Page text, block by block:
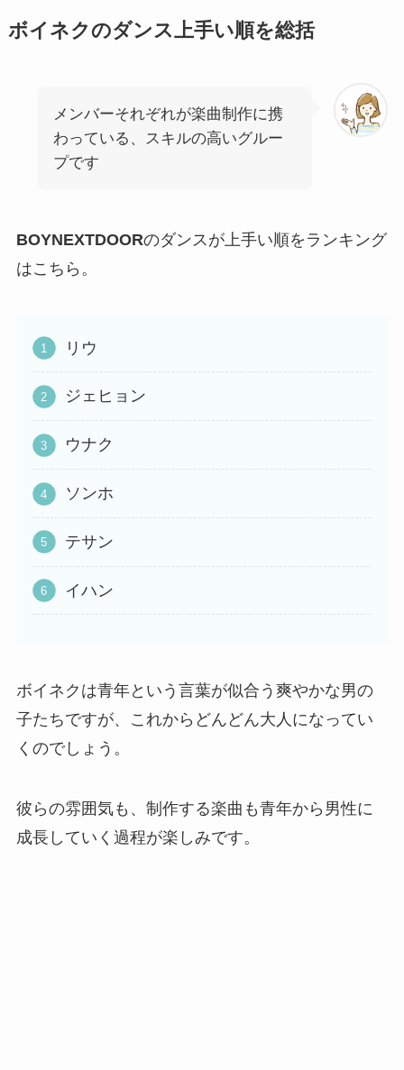
ボイネクのダンス上手い順を総括
メンバーそれぞれが楽曲制作に携
わっている、スキルの高いグルー
プです
BOYNEXTDOORのダンスが上手い順をランキング
はこちら。
リウ
ジェヒョン
ウナク
ソンホ
テサン
イハン
ボイネクは青年という言葉が似合う爽やかな男の
子たちですが、これからどんどん大人になってい
くのでしょう。
彼らの雰囲気も、制作する楽曲も青年から男性に
成長していく過程が楽しみです。